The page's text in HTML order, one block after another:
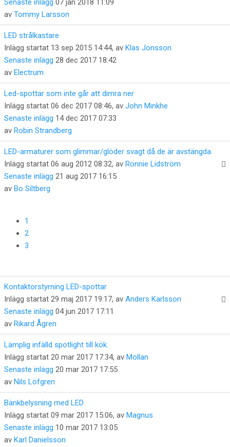
av Tommy Larsson
LED strålkastare
Inlägg startat 13 sep 2015 14:44, av Klas Jonsson
Senaste inlägg 28 dec 2017 18:42
av Electrum
Led-spottar som inte går att dimra ner
Inlägg startat 06 dec 2017 08:46, av John Minkhe
Senaste inlägg 14 dec 2017 07:33
av Robin Strandberg
LED-armaturer som glimmar/glöder svagt då de är avstängda
Inlägg startat 06 aug 2012 08:32, av Ronnie Lidström
Senaste inlägg 21 aug 2017 16:15
av Bo Siltberg
1
2
3
Kontaktorstyrning LED-spottar
Inlägg startat 29 maj 2017 19:17, av Anders Karlsson
Senaste inlägg 04 jun 2017 17:11
av Rikard Ågren
Lämplig infälld spotlight till kök.
Inlägg startat 20 mar 2017 17:34, av Mollan
Senaste inlägg 20 mar 2017 17:55
av Nils Löfgren
Bänkbelysning med LED
Inlägg startat 09 mar 2017 15:06, av Magnus
Senaste inlägg 10 mar 2017 13:05
av Karl Danielsson